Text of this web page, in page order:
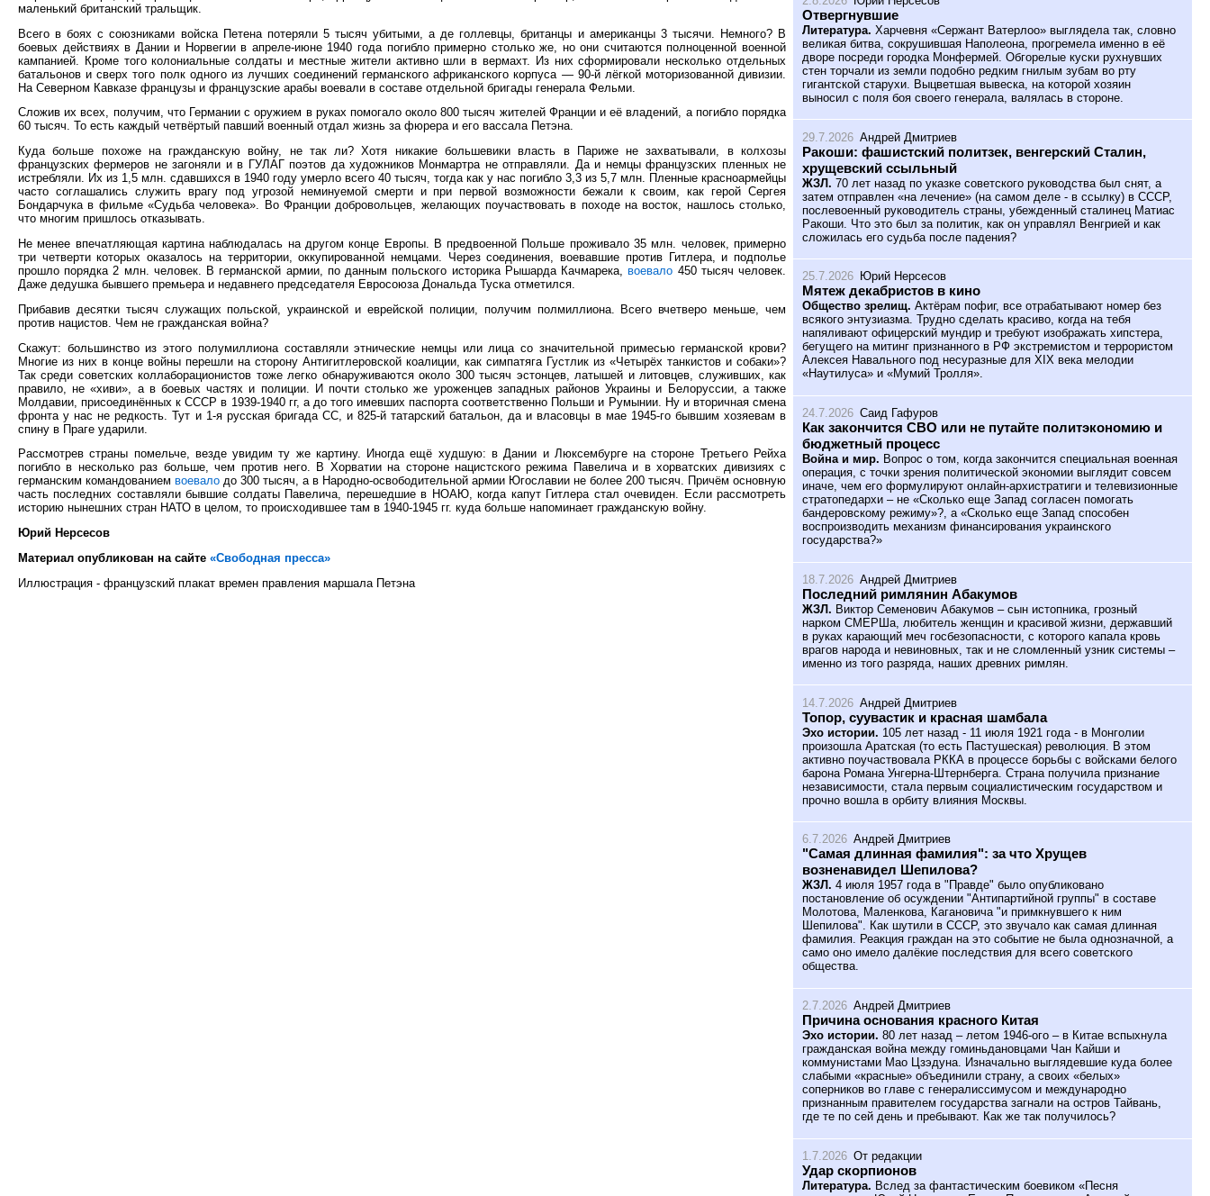
маленький британский тральщик.
Всего в боях с союзниками войска Петена потеряли 5 тысяч убитыми, а де голлевцы, британцы и американцы 3 тысячи. Немного? В
боевых действиях в Дании и Норвегии в апреле-июне 1940 года погибло примерно столько же, но они считаются полноценной военной
кампанией. Кроме того колониальные солдаты и местные жители активно шли в вермахт. Из них сформировали несколько отдельных
батальонов и сверх того полк одного из лучших соединений германского африканского корпуса — 90-й лёгкой моторизованной дивизии.
На Северном Кавказе французы и французские арабы воевали в составе отдельной бригады генерала Фельми.
Сложив их всех, получим, что Германии с оружием в руках помогало около 800 тысяч жителей Франции и её владений, а погибло порядка
60 тысяч. То есть каждый четвёртый павший военный отдал жизнь за фюрера и его вассала Петэна.
Куда больше похоже на гражданскую войну, не так ли? Хотя никакие большевики власть в Париже не захватывали, в колхозы
французских фермеров не загоняли и в ГУЛАГ поэтов да художников Монмартра не отправляли. Да и немцы французских пленных не
истребляли. Их из 1,5 млн. сдавшихся в 1940 году умерло всего 40 тысяч, тогда как у нас погибло 3,3 из 5,7 млн. Пленные красноармейцы
часто соглашались служить врагу под угрозой неминуемой смерти и при первой возможности бежали к своим, как герой Сергея
Бондарчука в фильме «Судьба человека». Во Франции добровольцев, желающих поучаствовать в походе на восток, нашлось столько,
что многим пришлось отказывать.
Не менее впечатляющая картина наблюдалась на другом конце Европы. В предвоенной Польше проживало 35 млн. человек, примерно
три четверти которых оказалось на территории, оккупированной немцами. Через соединения, воевавшие против Гитлера, и подполье
прошло порядка 2 млн. человек. В германской армии, по данным польского историка Рышарда Качмарека,воевало 450 тысяч человек.
Даже дедушка бывшего премьера и недавнего председателя Евросоюза Дональда Туска отметился.
Прибавив десятки тысяч служащих польской, украинской и еврейской полиции, получим полмиллиона. Всего вчетверо меньше, чем
против нацистов. Чем не гражданская война?
Скажут: большинство из этого полумиллиона составляли этнические немцы или лица со значительной примесью германской крови?
Многие из них в конце войны перешли на сторону Антигитлеровской коалиции, как симпатяга Густлик из «Четырёх танкистов и собаки»?
Так среди советских коллаборационистов тоже легко обнаруживаются около 300 тысяч эстонцев, латышей и литовцев, служивших, как
правило, не «хиви», а в боевых частях и полиции. И почти столько же уроженцев западных районов Украины и Белоруссии, а также
Молдавии, присоединённых к СССР в 1939-1940 гг, а до того имевших паспорта соответственно Польши и Румынии. Ну и вторичная смена
фронта у нас не редкость. Тут и 1-я русская бригада СС, и 825-й татарский батальон, да и власовцы в мае 1945-го бывшим хозяевам в
спину в Праге ударили.
Рассмотрев страны помельче, везде увидим ту же картину. Иногда ещё худшую: в Дании и Люксембурге на стороне Третьего Рейха
погибло в несколько раз больше, чем против него. В Хорватии на стороне нацистского режима Павелича и в хорватских дивизиях с
германским командованием воевало до 300 тысяч, а в Народно-освободительной армии Югославии не более 200 тысяч. Причём основную
часть последних составляли бывшие солдаты Павелича, перешедшие в НОАЮ, когда капут Гитлера стал очевиден. Если рассмотреть
историю нынешних стран НАТО в целом, то происходившее там в 1940-1945 гг. куда больше напоминает гражданскую войну.
Юрий Нерсесов
Материал опубликован на сайте «Свободная пресса»
Иллюстрация - французский плакат времен правления маршала Петэна
Отвергнувшие
Литература. Харчевня «Сержант Ватерлоо» выглядела так, словно
великая битва, сокрушившая Наполеона, прогремела именно в её
дворе посреди городка Монфермей. Обгорелые куски рухнувших
стен торчали из земли подобно редким гнилым зубам во рту
гигантской старухи. Выцветшая вывеска, на которой хозяин
выносил с поля боя своего генерала, валялась в стороне.
29.7.2026 Андрей Дмитриев
Ракоши: фашистский политзек, венгерский Сталин,
хрущевский ссыльный
ЖЗЛ. 70 лет назад по указке советского руководства был снят, а
затем отправлен «на лечение» (на самом деле - в ссылку) в СССР,
послевоенный руководитель страны, убежденный сталинец Матиас
Ракоши. Что это был за политик, как он управлял Венгрией и как
сложилась его судьба после падения?
25.7.2026 Юрий Нерсесов
Мятеж декабристов в кино
Общество зрелищ. Актёрам пофиг, все отрабатывают номер без
всякого энтузиазма. Трудно сделать красиво, когда на тебя
напяливают офицерский мундир и требуют изображать хипстера,
бегущего на митинг признанного в РФ экстремистом и террористом
Алексея Навального под несуразные для XIX века мелодии
«Наутилуса» и «Мумий Тролля».
24.7.2026 Саид Гафуров
Как закончится СВО или не путайте политэкономию и
бюджетный процесс
Война и мир. Вопрос о том, когда закончится специальная военная
операция, с точки зрения политической экономии выглядит совсем
иначе, чем его формулируют онлайн-архистратиги и телевизионные
стратопедархи – не «Сколько еще Запад согласен помогать
бандеровскому режиму»?, а «Сколько еще Запад способен
воспроизводить механизм финансирования украинского
государства?»
18.7.2026 Андрей Дмитриев
Последний римлянин Абакумов
ЖЗЛ. Виктор Семенович Абакумов – сын истопника, грозный
нарком СМЕРШа, любитель женщин и красивой жизни, державший
в руках карающий меч госбезопасности, с которого капала кровь
врагов народа и невиновных, так и не сломленный узник системы –
именно из того разряда, наших древних римлян.
14.7.2026 Андрей Дмитриев
Топор, суувастик и красная шамбала
Эхо истории. 105 лет назад - 11 июля 1921 года - в Монголии
произошла Аратская (то есть Пастушеская) революция. В этом
активно поучаствовала РККА в процессе борьбы с войсками белого
барона Романа Унгерна-Штернберга. Страна получила признание
независимости, стала первым социалистическим государством и
прочно вошла в орбиту влияния Москвы.
6.7.2026 Андрей Дмитриев
"Самая длинная фамилия": за что Хрущев
возненавидел Шепилова?
ЖЗЛ. 4 июля 1957 года в "Правде" было опубликовано
постановление об осуждении "Антипартийной группы" в составе
Молотова, Маленкова, Кагановича "и примкнувшего к ним
Шепилова". Как шутили в СССР, это звучало как самая длинная
фамилия. Реакция граждан на это событие не была однозначной, а
само оно имело далёкие последствия для всего советского
общества.
2.7.2026 Андрей Дмитриев
Причина основания красного Китая
Эхо истории. 80 лет назад – летом 1946-ого – в Китае вспыхнула
гражданская война между гоминьдановцами Чан Кайши и
коммунистами Мао Цзэдуна. Изначально выглядевшие куда более
слабыми «красные» объединили страну, а своих «белых»
соперников во главе с генералиссимусом и международно
признанным правителем государства загнали на остров Тайвань,
где те по сей день и пребывают. Как же так получилось?
1.7.2026 От редакции
Удар скорпионов
Литература. Вслед за фантастическим боевиком «Песня